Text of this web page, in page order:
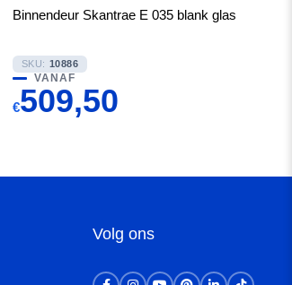
Binnendeur Skantrae E 035 blank glas
SKU: 10886
VANAF
€509,50
Volg ons